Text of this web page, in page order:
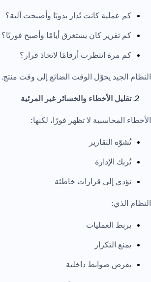
كم عملية كانت تُدار يدويًا وأصبحت آلية؟
كم تقرير كان يستغرق أيامًا وأصبح فوريًا؟
كم مرة انتظرت أرقامًا لاتخاذ قرار؟
النظام الجيد يحوّل الوقت الضائع إلى وقت منتج.
تقليل الأخطاء والخسائر غير المرئية
الأخطاء المحاسبية لا تظهر فورًا، لكنها:
تُشوّه التقارير
تُربك الإدارة
تؤدي إلى قرارات خاطئة
النظام الذي:
يربط العمليات
يمنع التكرار
يفرض ضوابط داخلية